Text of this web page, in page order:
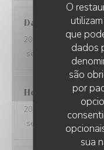
O
que
dados
são
por
sua
David
2026-05-28- 19:15 -
service
ambience
Ho Fung
2026-05-24
- 19:30 -
service
ambience